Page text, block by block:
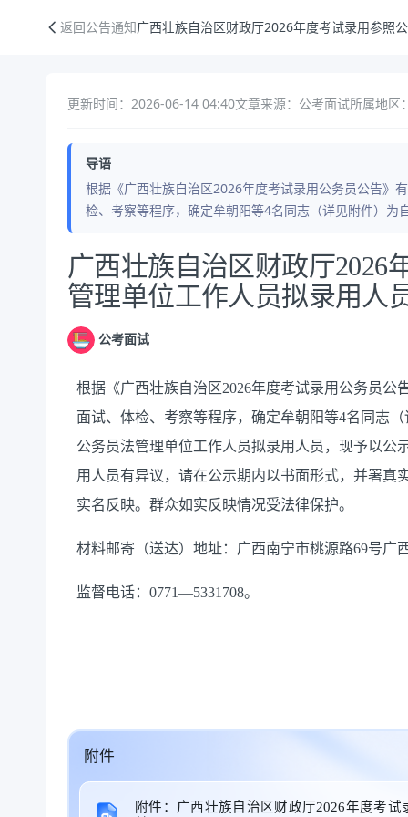
返回公告通知广西壮族自治区财政厅2026年度考试录用参照
更新时间：2026-06-14 04:40文章来源：公考面试所属地区
导语
根据《广西壮族自治区2026年度考试录用公务员公告》
检、考察等程序，确定牟朝阳等4名同志（详见附件）
公告正文
广西壮族自治区财政厅2026
管理单位工作人员拟录用人
公考面试
根据《广西壮族自治区2026年度考试录用公务员公
面试、体检、考察等程序，确定牟朝阳等4名同志
公务员法管理单位工作人员拟录用 人员 ，现予以公
用人员有异议，请在公示期内以书面形式，并署真
实名反映。群众如实反映情况受法律保护。
材料邮寄（送达）地址：广西南宁市桃源路69号广
监督电话： 0771—5331708。
附件
附件：广西壮族自治区财政厅2026年度考